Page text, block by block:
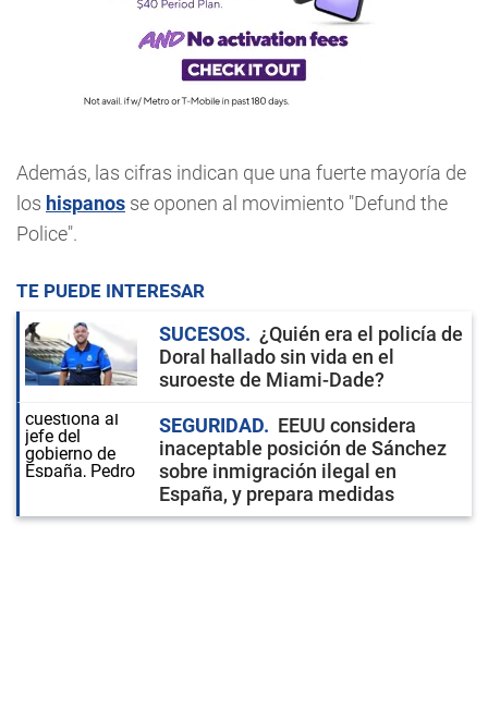
Además, las cifras indican que una fuerte mayoría de
los hispanos se oponen al movimiento "Defund the
Police".
TE PUEDE INTERESAR
SUCESOS
¿Quién era el policía de
Doral hallado sin vida en el
suroeste de Miami-Dade?
SEGURIDAD
EEUU considera
inaceptable posición de Sánchez
sobre inmigración ilegal en
España, y prepara medidas